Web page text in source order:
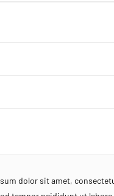
dolor sit amet,